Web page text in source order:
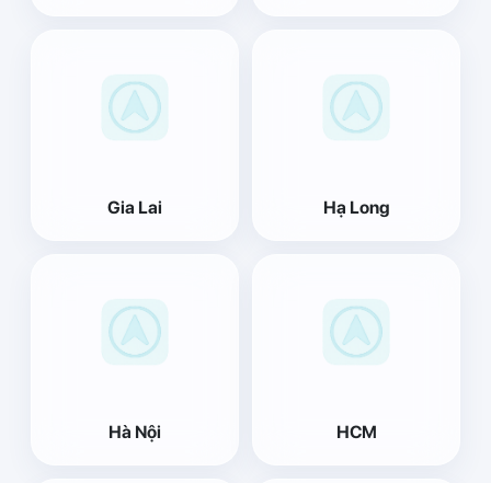
Gia Lai Hạ Long
Hà Nội HCM